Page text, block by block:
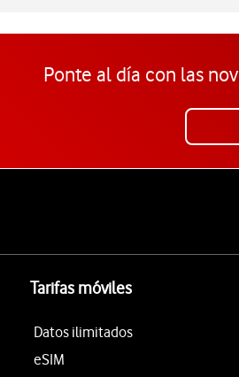
Ponte al día con las
Tarifas móviles
Datos ilimitados
eSIM